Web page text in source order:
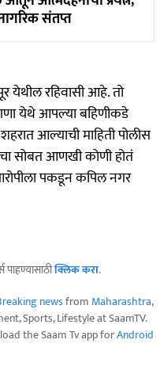
संतप्त
येथील रहिवासी आहे. तो
येथे आपल्या बहिणीकडे
शहरात आल्याची माहिती पोलीस
सोबत आणखी कोणी होतं
पकडून कपिल नगर
पाहण्यासाठीक्लिक करा.
newsfrom Maharashtra,
Sports, Lifestyle at SaamTV.
the Saam Tv app forAndroid